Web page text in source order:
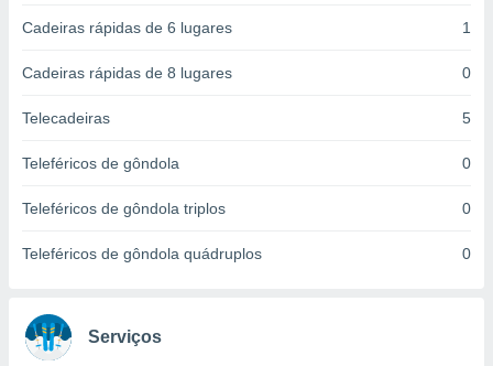
seus
seu
em “
Cadeiras rápidas de 6 lugares 1
Cadeiras rápidas de 8 lugares 0
Telecadeiras 5
Teleféricos de gôndola 0
Teleféricos de gôndola triplos 0
Teleféricos de gôndola quádruplos 0
Serviços